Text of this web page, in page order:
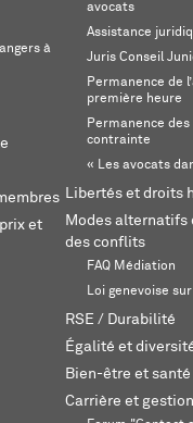
à
et
avocats
Assistance
Juris Conseil
Permanence de
première heure
Permanence
contrainte
« Les avocats
Libertés et droits
Modes alternatifs
des conflits
FAQ Médiation
Loi genevoise
RSE / Durabilité
Égalité et
Bien-être et
Carrière et